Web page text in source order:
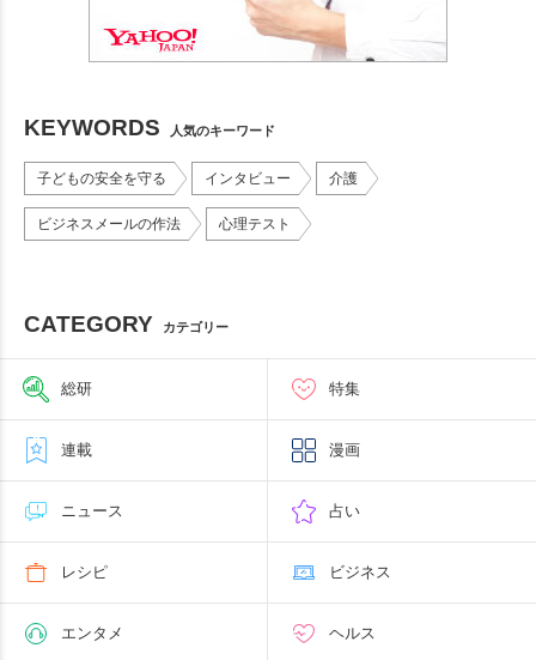
KEYWORDS 人気のキーワード
子どもの安全を守る インタビュー 介護
ビジネスメールの作法 心理テスト
CATEGORY カテゴリー
総研 特集
連載 漫画
ニュース 占い
レシピ ビジネス
エンタメ ヘルス